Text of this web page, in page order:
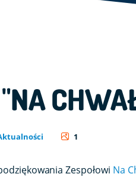
1
Zespołowi Na